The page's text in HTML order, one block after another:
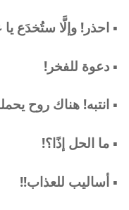
▪︎ احذر! وإلَّا ستُخدَع
▪︎ دعوة للفخر!
▪︎ انتبه! هناك روح
▪︎ ما الحل إذًا؟!
▪︎ أساليب للعذاب!!